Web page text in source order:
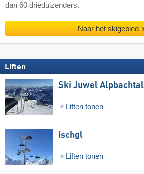
dan 60 drieduizenders.
Naar het skigebied
Liften
Ski Juwel
Liften tonen
Ischgl
Liften tonen